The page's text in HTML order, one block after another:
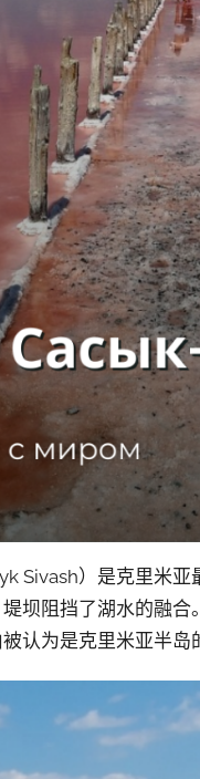
Sivash）是克里米
坝阻挡了湖水的融合
认为是克里米亚半岛